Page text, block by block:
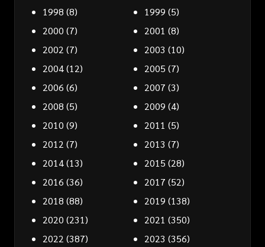
1998 (8) 1999 (5)
2000 (7) 2001 (8)
2002 (7) 2003 (10)
2004(12) 2005 (7)
2006 (6) 2007 (3)
2008 (5) 2009 (4)
2010 (9) 2011 (5)
2012 (7) 2013 (7)
2014(13) 2015 (28)
2016 (36) 2017 (52)
2018 (88) 2019 (138)
2020 (231) 2021 (350)
2022 (387) 2023 (356)